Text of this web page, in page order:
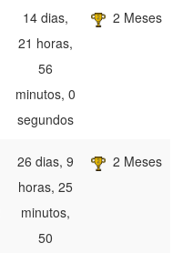
14 dias,
21 horas,
56
minutos, 0
segundos
2 Meses
26 dias, 9
horas, 25
minutos,
50
2 Meses